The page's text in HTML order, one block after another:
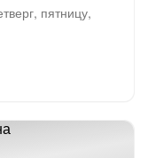
пятницу,